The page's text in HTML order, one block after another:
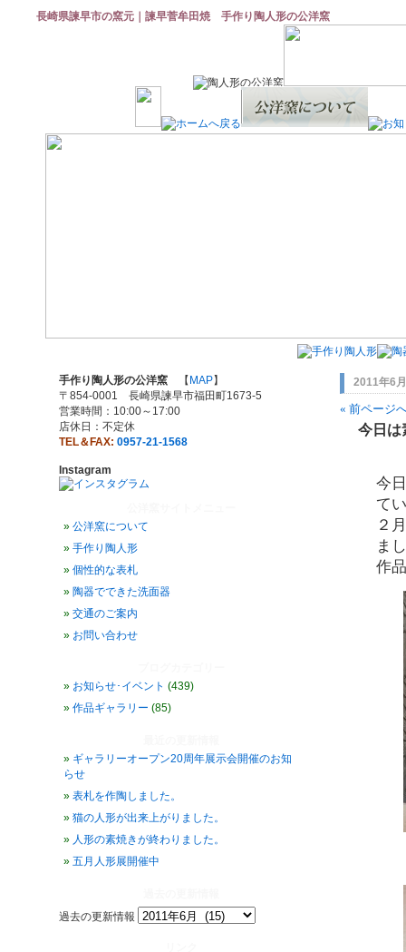
長崎県諫早市の窯元｜諫早菅牟田焼 手作り陶人形の公洋窯
手作り陶人形の公洋窯 【 MAP】
〒854-0001 長崎県諫早市福田町1673-5
営業時間：10:00～17:00
店休日：不定休
TEL＆FAX: 0957-21-1568
Instagram
公洋窯について
手作り陶人形
個性的な表札
陶器でできた洗面器
交通のご案内
お問い合わせ
お知らせ･イベント (439)
作品ギャラリー (85)
ギャラリーオープン20周年展示会開催のお知
らせ
表札を作陶しました。
猫の人形が出来上がりました。
人形の素焼きが終わりました。
五月人形展開催中
過去の更新情報
2011年6
« 前ページ
今日は
今
て
２
ま
作